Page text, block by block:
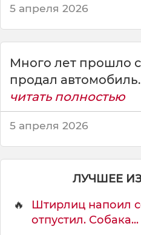
о
с
р
5 апреля 2026
Много лет прошло с
продал
читать полностью
5 апреля 2026
ЛУЧШЕЕ
🔥
Штирлиц напоил
отпустил. Собака...